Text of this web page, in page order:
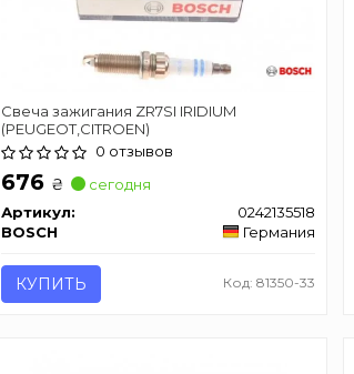
Свеча зажигания ZR7SI IRIDIUM
(PEUGEOT,CITROEN)
0 отзывов
676 ₴
сегодня
Артикул:
0242135518
BOSCH
Германия
КУПИТЬ Код: 81350-33